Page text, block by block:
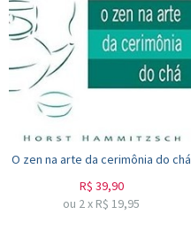
O zen na arte da cerimônia do chá
R$ 39,90
ou 2x R$ 19,95